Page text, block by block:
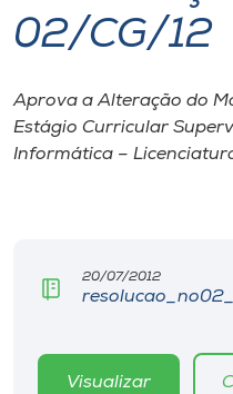
I.nova
Diplomados
Editora
02/CG/12
Aprova a Alteração do
Estágio Curricular
Informática –
20/07/2012
Visualizar